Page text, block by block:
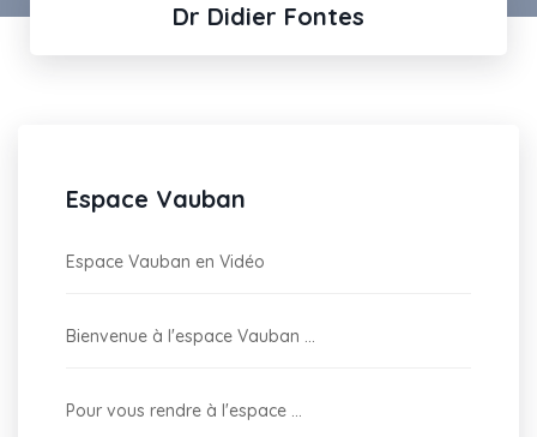
Dr Didier Fontes
Espace Vauban
Espace Vauban en Vidéo
Bienvenue à l'espace Vauban ...
Pour vous rendre à l'espace ...